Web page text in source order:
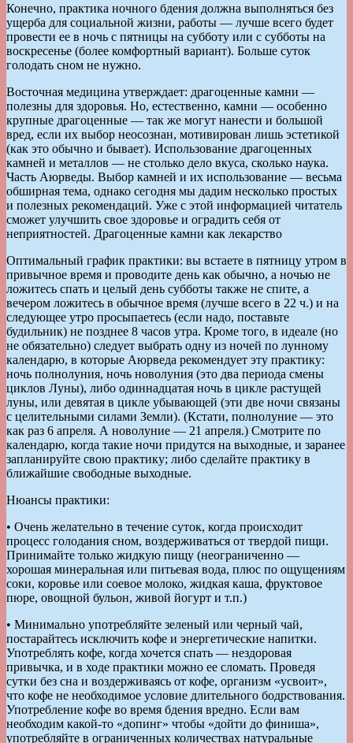
Конечно, практика ночного бдения должна выполняться без
ущерба для социальной жизни, работы — лучше всего будет
провести ее в ночь с пятницы на субботу или с субботы на
воскресенье (более комфортный вариант). Больше суток
голодать сном не нужно.
Восточная медицина утверждает: драгоценные камни —
полезны для здоровья. Но, естественно, камни — особенно
крупные драгоценные — так же могут нанести и большой
вред, если их выбор неосознан, мотивирован лишь эстетикой
(как это обычно и бывает). Использование драгоценных
камней и металлов — не столько дело вкуса, сколько наука.
Часть Аюрведы. Выбор камней и их использование — весьма
обширная тема, однако сегодня мы дадим несколько простых
и полезных рекомендаций. Уже с этой информацией читатель
сможет улучшить свое здоровье и оградить себя от
неприятностей. Драгоценные камни как лекарство
Оптимальный график практики: вы встаете в пятницу утром в
привычное время и проводите день как обычно, а ночью не
ложитесь спать и целый день субботы также не спите, а
вечером ложитесь в обычное время (лучше всего в 22 ч.) и на
следующее утро просыпаетесь (если надо, поставьте
будильник) не позднее 8 часов утра. Кроме того, в идеале (но
не обязательно) следует выбрать одну из ночей по лунному
календарю, в которые Аюрведа рекомендует эту практику:
ночь полнолуния, ночь новолуния (это два периода смены
циклов Луны), либо одиннадцатая ночь в цикле растущей
луны, или девятая в цикле убывающей (эти две ночи связаны
с целительными силами Земли). (Кстати, полнолуние — это
как раз 6 апреля. А новолуние — 21 апреля.) Смотрите по
календарю, когда такие ночи придутся на выходные, и заранее
запланируйте свою практику; либо сделайте практику в
ближайшие свободные выходные.
Нюансы практики:
• Очень желательно в течение суток, когда происходит
процесс голодания сном, воздерживаться от твердой пищи.
Принимайте только жидкую пищу (неограниченно —
хорошая минеральная или питьевая вода, плюс по ощущениям
соки, коровье или соевое молоко, жидкая каша, фруктовое
пюре, овощной бульон, живой йогурт и т.п.)
• Минимально употребляйте зеленый или черный чай,
постарайтесь исключить кофе и энергетические напитки.
Употреблять кофе, когда хочется спать — нездоровая
привычка, и в ходе практики можно ее сломать. Проведя
сутки без сна и воздерживаясь от кофе, организм «усвоит»,
что кофе не необходимое условие длительного бодрствования.
Употребление кофе во время бдения вредно. Если вам
необходим какой-то «допинг» чтобы «дойти до финиша»,
употребляйте в ограниченных количествах натуральные